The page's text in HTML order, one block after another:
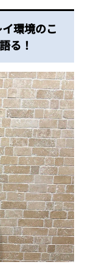
環境のこ
る！